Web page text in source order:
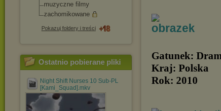
muzyczne filmy
zachomikowane
Pokazuj foldery i treści
Ostatnio pobierane pliki
Night Shift Nurses 10 Sub-PL
[Kami_Squad].mkv
Gatunek:
Kraj: Polska
Rok: 2010